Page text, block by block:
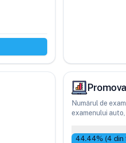
Numărul de
examenului
44.44% (4 din